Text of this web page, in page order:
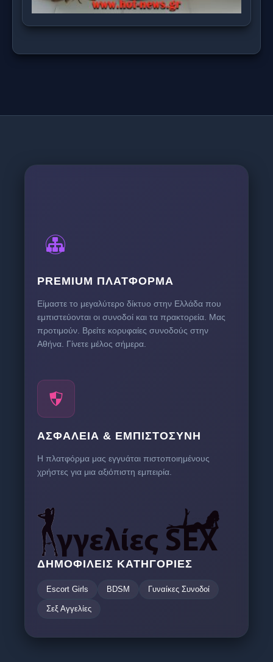
PREMIUM ΠΛΑΤΦΌΡΜΑ
Είμαστε το μεγαλύτερο δίκτυο στην Ελλάδα που
εμπιστεύονται οι συνοδοί και τα πρακτορεία. Μας
προτιμούν. Βρείτε κορυφαίες συνοδούς στην
Αθήνα. Γίνετε μέλος σήμερα.
ΑΣΦΆΛΕΙΑ & ΕΜΠΙΣΤΟΣΎΝΗ
Η πλατφόρμα μας εγγυάται πιστοποιημένους
χρήστες για μια αξιόπιστη εμπειρία.
ΔΗΜΟΦΙΛΕΊΣ ΚΑΤΗΓΟΡΊΕΣ
Escort Girls BDSM Γυναίκες Συνοδοί
Σεξ Αγγελίες